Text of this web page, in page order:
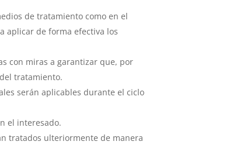
de tratamiento como en el
aplicar de forma efectiva los
con miras a garantizar que, por
tratamiento.
serán aplicables durante el ciclo
el interesado.
tratados ulteriormente de manera